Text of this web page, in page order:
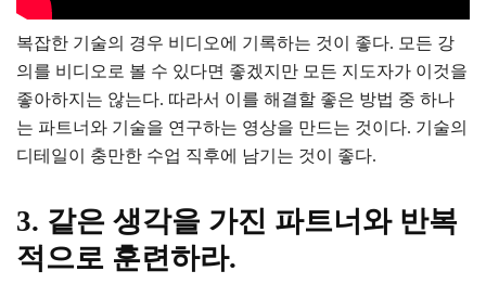
복잡한 기술의 경우 비디오에 기록하는 것이 좋다. 모든 강
의를 비디오로 볼 수 있다면 좋겠지만 모든 지도자가 이것을
좋아하지는 않는다. 따라서 이를 해결할 좋은 방법 중 하나
는 파트너와 기술을 연구하는 영상을 만드는 것이다. 기술의
디테일이 충만한 수업 직후에 남기는 것이 좋다.
3. 같은 생각을 가진 파트너와 반복
적으로 훈련하라.